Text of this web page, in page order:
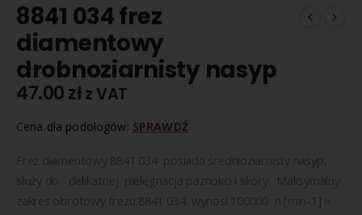
8841 034 frez
diamentowy
drobnoziarnisty nasyp
47.00zł z VAT
Cena dla podologów: SPRAWDŹ
Frez diamentowy 8841 034 posiada średnioziarnisty nasyp,
służy do delikatnej pielęgnacja paznokci i skóry. Maksymalny
zakres obrotowy frezu 8841 034 wynosi 100000 n [min-1] =